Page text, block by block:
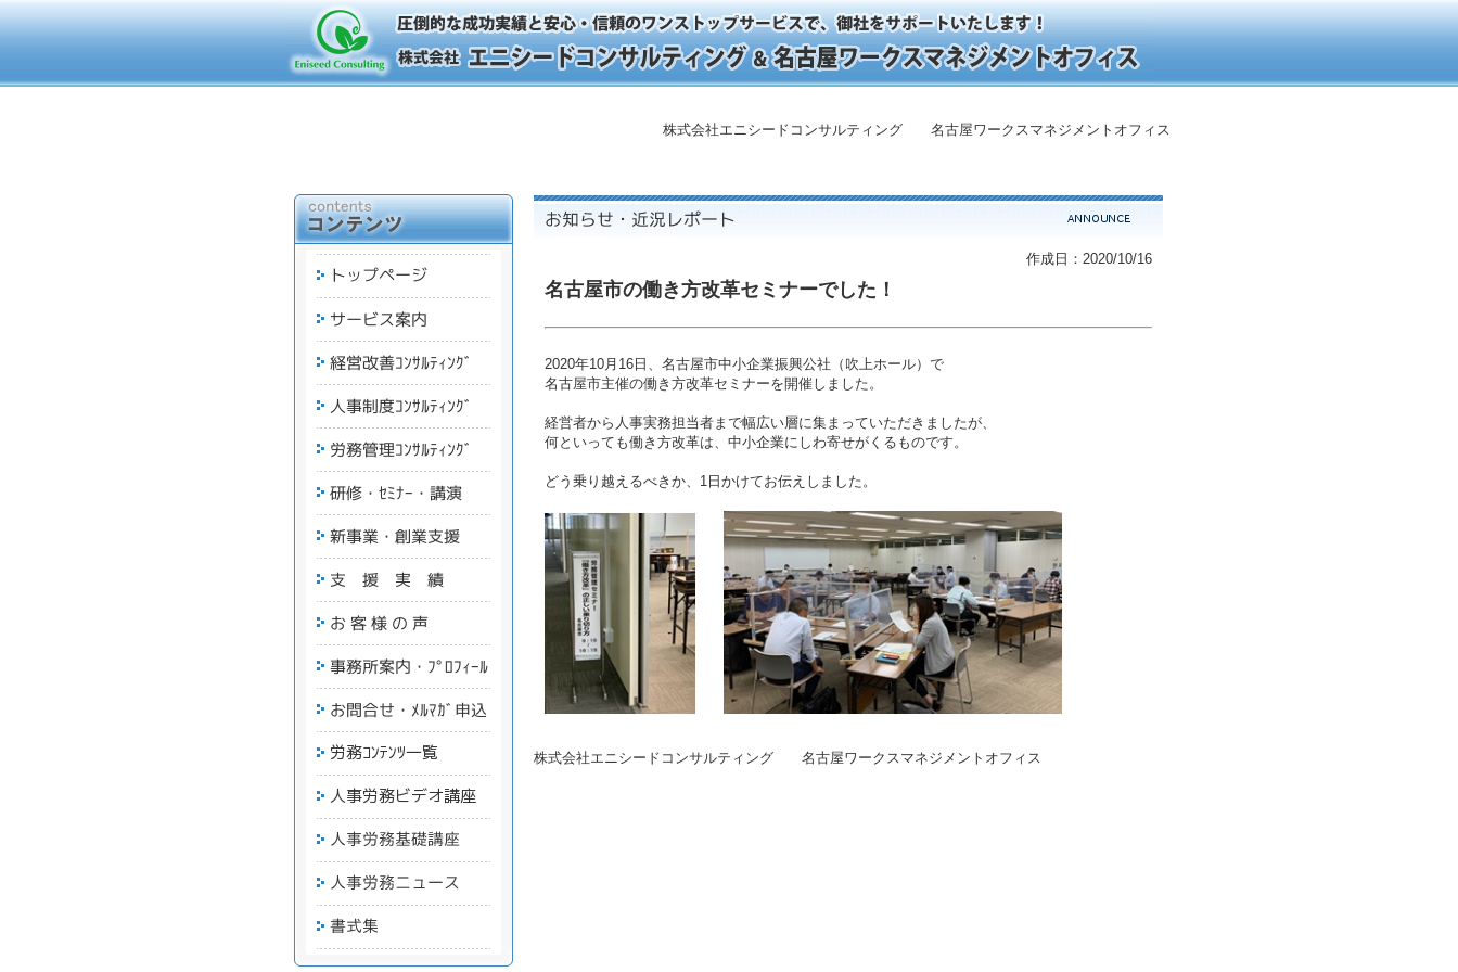
株式会社エニシードコンサルティング 名古屋ワークスマネジメントオフィス
作成日：2020/10/16
名古屋市の働き方改革セミナーでした！
2020年10月16日、名古屋市中小企業振興公社（吹上ホール）で
名古屋市主催の働き方改革セミナーを開催しました。
経営者から人事実務担当者まで幅広い層に集まっていただきましたが、
何といっても働き方改革は、中小企業にしわ寄せがくるものです。
どう乗り越えるべきか、1日かけてお伝えしました。
株式会社エニシードコンサルティング 名古屋ワークスマネジメントオフィス